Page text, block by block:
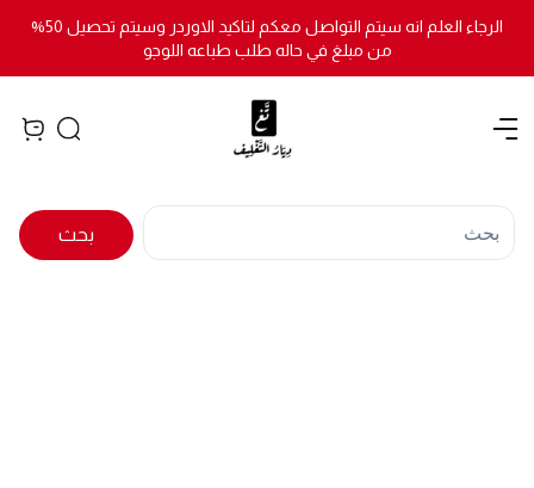
الرجاء العلم انه سيتم التواصل معكم لتاكيد الاوردر وسيتم تحصيل 50%
من مبلغ في حاله طلب طباعه اللوجو
Open menu
Search
bag
بحث